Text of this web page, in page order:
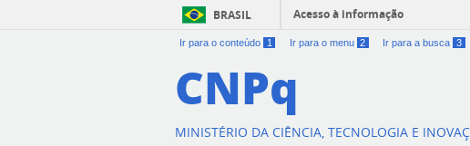
BRASIL Acesso à informação
Ir para o conteúdo 1 Ir para o menu 2 Ir para a busca 3
CNPq
MINISTÉRIO DA CIÊNCIA, TECNOLOGIA E